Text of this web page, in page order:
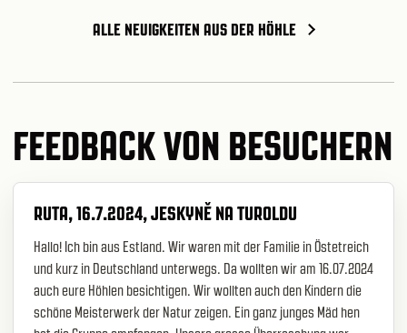
ALLE NEUIGKEITEN AUS DER HÖHLE
FEEDBACK VON BESUCHERN
RUTA, 16.7.2024, JESKYNĚ NA TUROLDU
Hallo! Ich bin aus Estland. Wir waren mit der Familie in Östetreich
und kurz in Deutschland unterwegs. Da wollten wir am 16.07.2024
auch eure Höhlen besichtigen. Wir wollten auch den Kindern die
schöne Meisterwerk der Natur zeigen. Ein ganz junges Mäd hen